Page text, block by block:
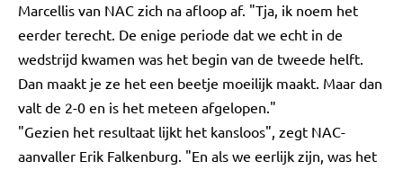
Marcellis van NAC zich na afloop af. "Tja, ik noem het
eerder terecht. De enige periode dat we echt in de
wedstrijd kwamen was het begin van de tweede helft.
Dan maakt je ze het een beetje moeilijk maakt. Maar dan
valt de 2-0 en is het meteen afgelopen."
"Gezien het resultaat lijkt het kansloos", zegt NAC-
aanvaller Erik Falkenburg. "En als we eerlijk zijn, was het